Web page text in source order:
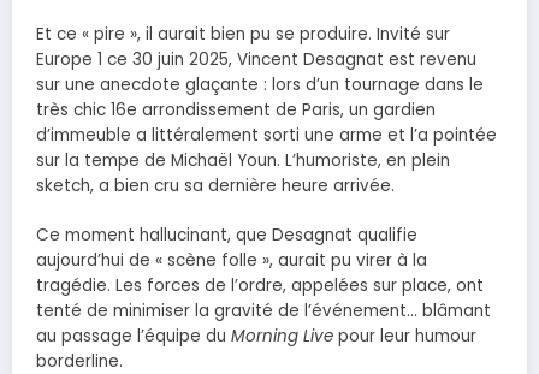
Et ce « pire », il aurait bien pu se produire. Invité sur
Europe 1 ce 30 juin 2025, Vincent Desagnat est revenu
sur une anecdote glaçante : lors d’un tournage dans le
très chic 16e arrondissement de Paris, un gardien
d’immeuble a littéralement sorti une arme et l’a pointée
sur la tempe de Michaël Youn. L’humoriste, en plein
sketch, a bien cru sa dernière heure arrivée.
Ce moment hallucinant, que Desagnat qualifie
aujourd’hui de « scène folle », aurait pu virer à la
tragédie. Les forces de l’ordre, appelées sur place, ont
tenté de minimiser la gravité de l’événement… blâmant
au passage l’équipe du Morning Live pour leur humour
borderline.